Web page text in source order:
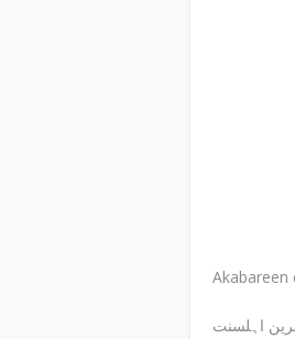
Akabareen